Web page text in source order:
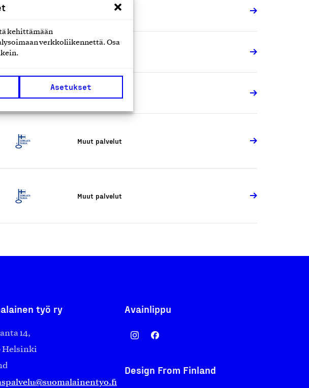
kehittämään
verkkoliikennettä. Osa
Asetukset
Muut palvelut
Muut palvelut
Muut palvelut
Muut palvelut
työ ry
14,
Helsinki
Avainlippu
Design From Finland